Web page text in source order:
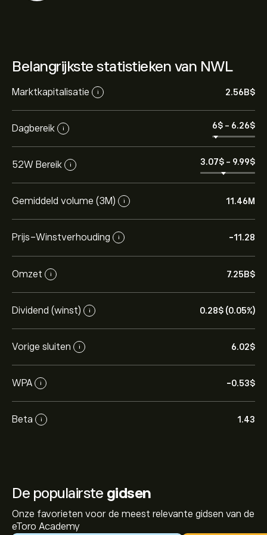
Belangrijkste statistieken van NWL
Marktkapitalisatie i 2.56B‎$‎
Dagbereik i 6‎$‎ - 6.26‎$‎
52W Bereik i 3.07‎$‎ - 9.99‎$‎
Gemiddeld volume (3M) i 11.46M
Prijs-Winstverhouding i -11.28
Omzet i 7.25B‎$‎
Dividend (winst) i 0.28‎$‎ (0.05%)
Vorige sluiten i 6.02‎$‎
WPA i -0.53‎$‎
Beta i 1.43
De populairste gidsen
Onze favorieten voor de meest relevante gidsen van de
eToro Academy